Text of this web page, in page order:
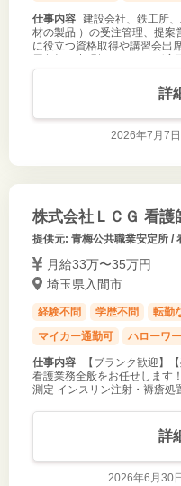
仕事内容 建設会社、鉄工所
材の製品 ）の受注管理、提
に役立つ資格取得や講習会出
用負担、出張扱いなど） 〈変
詳
2026年7月7
株式会社ＬＣＧ 看護
提供元: 青梅公共職業安定所 /
月給33万〜35万円
埼玉県入間市
経験不問 学歴不問 転勤
マイカー通勤可
ハローワ
仕事内容
【ブランク歓迎】
看護業務全般をお任せします
測定 インスリン注射・褥瘡
詳
2026年6月30